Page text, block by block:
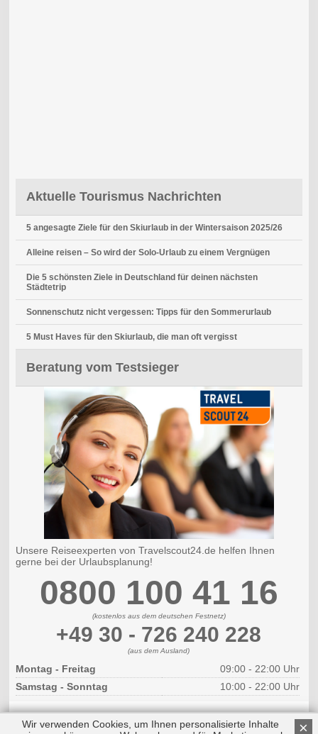
Aktuelle Tourismus Nachrichten
5 angesagte Ziele für den Skiurlaub in der Wintersaison 2025/26
Alleine reisen – So wird der Solo-Urlaub zu einem Vergnügen
Die 5 schönsten Ziele in Deutschland für deinen nächsten
Städtetrip
Sonnenschutz nicht vergessen: Tipps für den Sommerurlaub
5 Must Haves für den Skiurlaub, die man oft vergisst
Beratung vom Testsieger
Unsere Reiseexperten von Travelscout24.de helfen Ihnen
gerne bei der Urlaubsplanung!
0800 100 41 16
(kostenlos aus dem deutschen Festnetz)
+49 30 - 726 240 228
(aus dem Ausland)
Montag - Freitag
09:00 - 22:00 Uhr
Samstag - Sonntag
10:00 - 22:00 Uhr
×
Wir verwenden Cookies, um Ihnen personalisierte Inhalte